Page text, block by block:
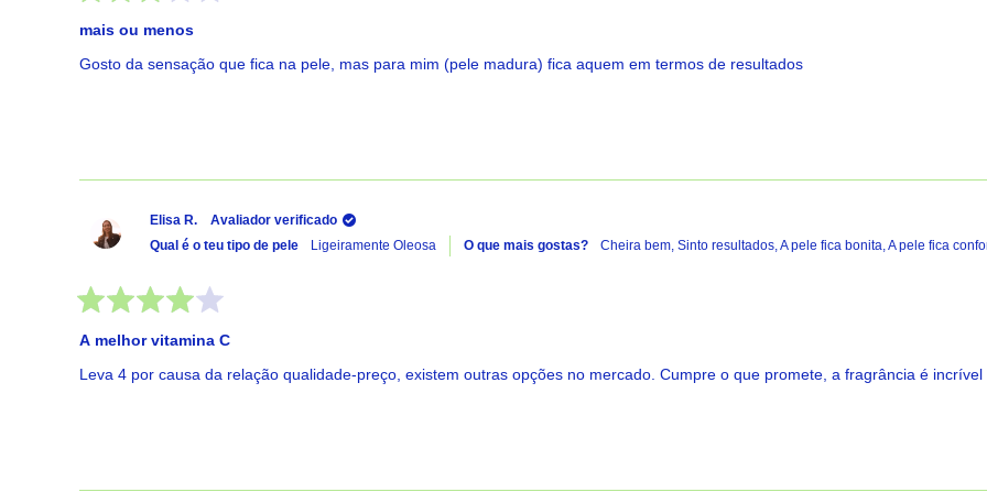
com
de
5
mais ou menos
Gosto da sensação que fica na pele, mas para mim (pele madura) fica aquem em termos de resultados
Elisa R.
Avaliador verificado
Qual é o teu tipo de pele
Ligeiramente Oleosa O que mais gostas? Cheira bem, Sinto resultados, A pele fica bonita, A pele fica
com
de
5
A melhor vitamina C
Leva 4 por causa da relação qualidade-preço, existem outras opções no mercado. Cumpre o que promete, a fragrância é incrível